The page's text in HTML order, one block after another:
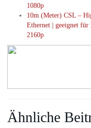
1080p
10m (Meter) CSL –
Ethernet | geeignet
2160p
Ähnliche